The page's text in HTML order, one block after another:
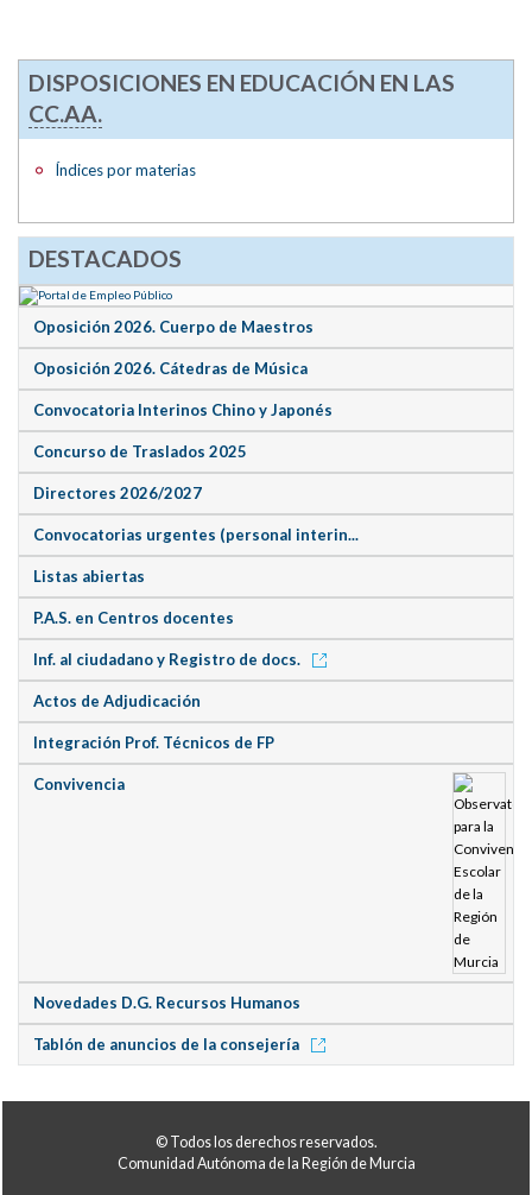
DISPOSICIONES EN EDUCACIÓN EN LAS
CC.AA.
Índices por materias
DESTACADOS
Oposición 2026. Cuerpo de Maestros
Oposición 2026. Cátedras de Música
Convocatoria Interinos Chino y Japonés
Concurso de Traslados 2025
Directores 2026/2027
Convocatorias urgentes (personal interin...
Listas abiertas
P.A.S. en Centros docentes
Inf. al ciudadano y Registro de docs.
Actos de Adjudicación
Integración Prof. Técnicos de FP
Convivencia
Novedades D.G. Recursos Humanos
Tablón de anuncios de la consejería
© Todos los derechos reservados.
Comunidad Autónoma de la Región de Murcia